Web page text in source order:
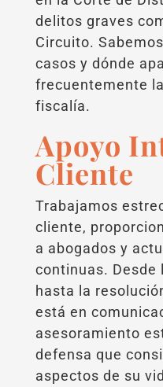
delitos graves
Circuito.
casos y dónde
frecuentemente
fiscalía.
Apoyo
Cliente
Trabajamos
cliente,
a abogados y
continuas. Desde
hasta la
está en
asesoramiento
defensa que
aspectos de su